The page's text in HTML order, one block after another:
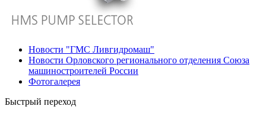
Новости "ГМС Ливгидромаш"
Новости Орловского регионального отделения Союза
машиностроителей России
Фотогалерея
Быстрый переход